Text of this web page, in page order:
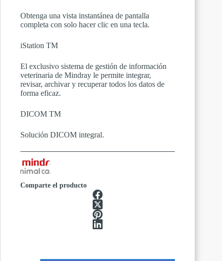
Obtenga una vista instantánea de pantalla
completa con solo hacer clic en una tecla.
iStation TM
El exclusivo sistema de gestión de información
veterinaria de Mindray le permite integrar,
revisar, archivar y recuperar todos los datos de
forma eficaz.
DICOM TM
Solución DICOM integral.
Comparte el producto